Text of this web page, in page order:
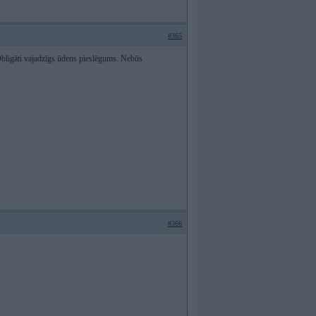
#365
vajadzīgs ūdens pieslēgums. Nebūs
#366